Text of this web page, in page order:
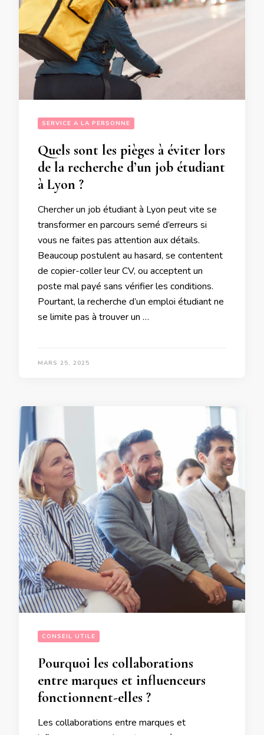
SERVICE A LA PERSONNE
Quels sont les pièges à éviter lors
de la recherche d’un job étudiant
à Lyon ?
Chercher un job étudiant à Lyon peut vite se
transformer en parcours semé d’erreurs si
vous ne faites pas attention aux détails.
Beaucoup postulent au hasard, se contentent
de copier-coller leur CV, ou acceptent un
poste mal payé sans vérifier les conditions.
Pourtant, la recherche d’un emploi étudiant ne
se limite pas à trouver un …
MARS 25, 2025
CONSEIL UTILE
Pourquoi les collaborations
entre marques et influenceurs
fonctionnent-elles ?
Les collaborations entre marques et